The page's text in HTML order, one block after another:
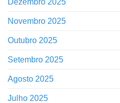
Dezembro 2025
Novembro 2025
Outubro 2025
Setembro 2025
Agosto 2025
Julho 2025